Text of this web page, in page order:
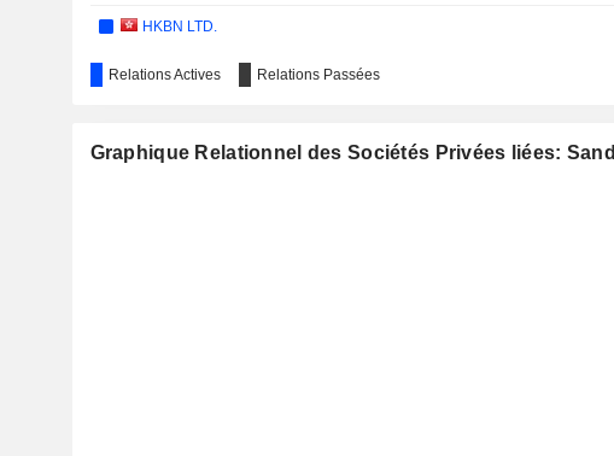
HKBN LTD.
HYPERION DEFI, INC.
Relations Actives Relations Passées
Graphique Relationnel des Sociétés Privées liées: